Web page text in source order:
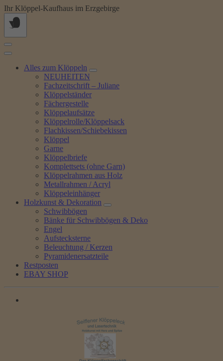
Springe
zum
Inhalt
Ihr Klöppel-Kaufhaus im Erzgebirge
Alles zum Klöppeln
NEUHEITEN
Fachzeitschrift – Juliane
Klöppelständer
Fächergestelle
Klöppelaufsätze
Klöppelrolle/Klöppelsack
Flachkissen/Schiebekissen
Klöppel
Garne
Klöppelbriefe
Komplettsets (ohne Garn)
Klöppelrahmen aus Holz
Metallrahmen / Acryl
Klöppeleinhänger
Holzkunst & Dekoration
Schwibbögen
Bänke für Schwibbögen & Deko
Engel
Aufstecksterne
Beleuchtung / Kerzen
Pyramidenersatzteile
Restposten
EBAY SHOP